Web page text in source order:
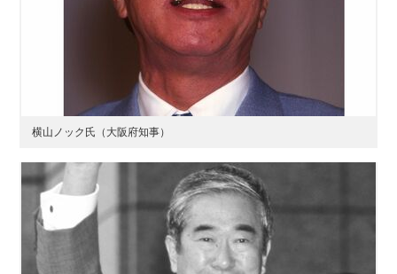
横山ノック氏（大阪府知事）